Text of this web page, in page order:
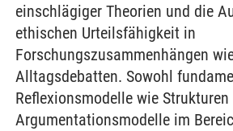
einschlägiger Theorien und die
ethischen Urteilsfähigkeit in
Forschungszusammenhängen
Alltagsdebatten. Sowohl
Reflexionsmodelle wie Strukturen
Argumentationsmodelle im